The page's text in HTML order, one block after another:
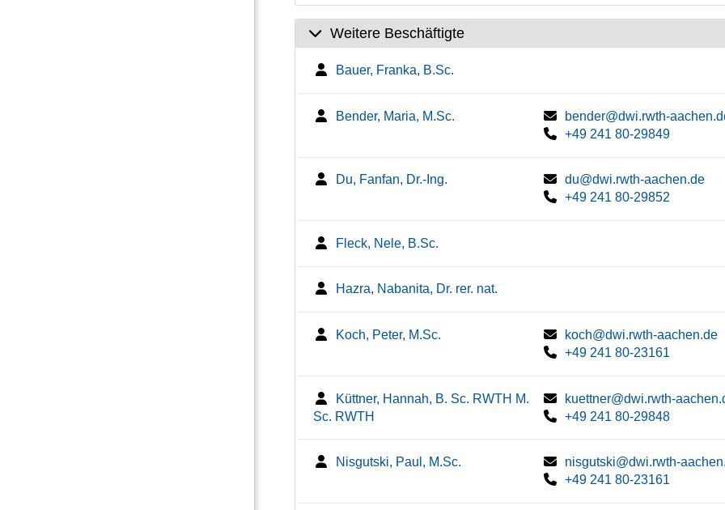
Weitere Beschäftigte
Bauer, Franka, B.Sc.
Bender, Maria, M.Sc.
bender@dwi.rwth-
+49 241 80-29849
Du, Fanfan, Dr.-Ing.
du@dwi.rwth-aachen.de
+49 241 80-29852
Fleck, Nele, B.Sc.
Hazra, Nabanita, Dr. rer. nat.
Koch, Peter, M.Sc.
koch@dwi.rwth-aachen.de
+49 241 80-23161
Küttner, Hannah, B. Sc. RWTH M.
Sc. RWTH
kuettner@dwi.rwth-
+49 241 80-29848
Nisgutski, Paul, M.Sc.
nisgutski@dwi.rwth-
+49 241 80-23161